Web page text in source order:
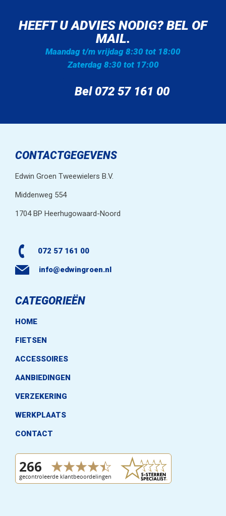
HEEFT U ADVIES NODIG? BEL OF
MAIL.
Maandag t/m vrijdag 8:30 tot 18:00
Zaterdag 8:30 tot 17:00
Bel 072 57 161 00
CONTACTGEGEVENS
Edwin Groen Tweewielers B.V.
Middenweg 554
1704 BP Heerhugowaard-Noord
072 57 161 00
info@edwingroen.nl
CATEGORIEËN
HOME
FIETSEN
ACCESSOIRES
AANBIEDINGEN
VERZEKERING
WERKPLAATS
CONTACT